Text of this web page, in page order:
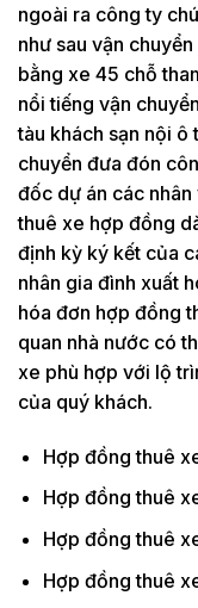
ngoài ra công ty
như sau vận
bằng xe 45 chỗ
nổi tiếng vận
tàu khách sạn nội ô
chuyển đưa đón
đốc dự án các
thuê xe hợp đồng
định kỳ ký kết của
nhân gia đình xuất
hóa đơn hợp đồng
quan nhà nước có
xe phù hợp với lộ
của quý khách.
Hợp đồng thuê
Hợp đồng thuê
Hợp đồng thuê
Hợp đồng thuê